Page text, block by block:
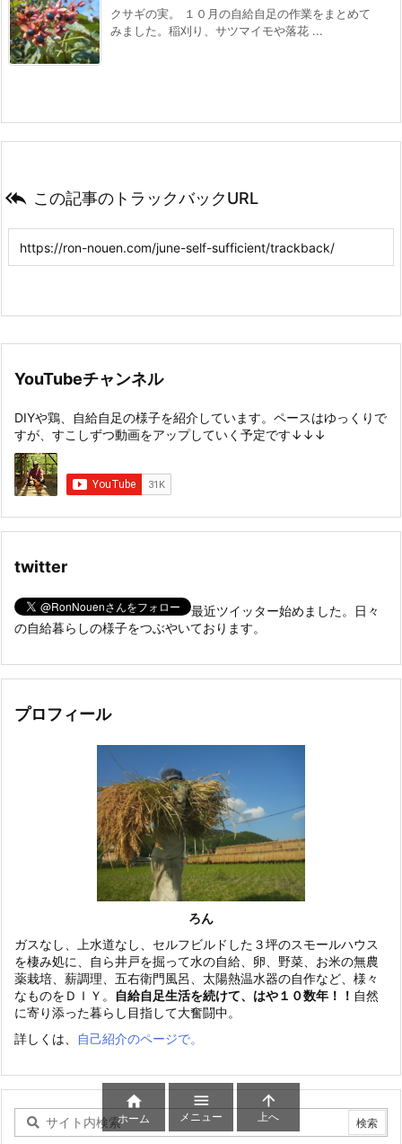
クサギの実。 １０月の自給自足の作業をまとめて
みました。稲刈り、サツマイモや落花 ...
 この記事のトラックバックURL
YouTubeチャンネル
DIYや鶏、自給自足の様子を紹介しています。ペースはゆっくりで
すが、すこしずつ動画をアップしていく予定です↓↓↓
twitter
最近ツイッター始めました。日々
の自給暮らしの様子をつぶやいております。
プロフィール
ろん
ガスなし、上水道なし、セルフビルドした３坪のスモールハウス
を棲み処に、自ら井戸を掘って水の自給、卵、野菜、お米の無農
薬栽培、薪調理、五右衛門風呂、太陽熱温水器の自作など、様々
なものをＤＩＹ。
自給自足生活を続けて、はや１０数年！！ 自然
に寄り添った暮らし目指して大奮闘中。
詳しくは、
自己紹介のページで。

ホーム

メニュー

上へ